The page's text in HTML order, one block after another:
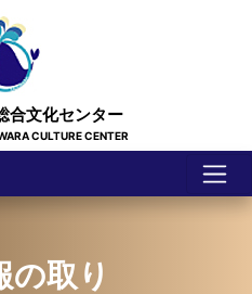
合文化センター
CULTURE CENTER
の取り